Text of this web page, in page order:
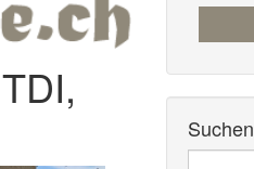
Suchen